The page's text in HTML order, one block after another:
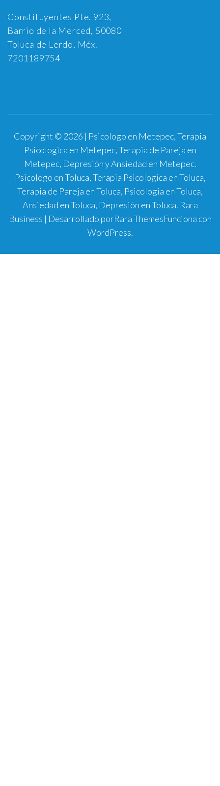
Constituyentes Pte. 923,
Barrio de la Merced, 50080
Toluca de Lerdo, Méx.
7201189754
Copyright © 2026 | Psicologo en Metepec, Terapia
Psicologica en Metepec, Terapia de Pareja en
Metepec, Depresión y Ansiedad en Metepec.
Psicologo en Toluca, Terapia Psicologica en Toluca,
Terapia de Pareja en Toluca, Psicologia en Toluca,
Ansiedad en Toluca, Depresión en Toluca. Rara
Business | Desarrollado porRara ThemesFunciona con
WordPress.